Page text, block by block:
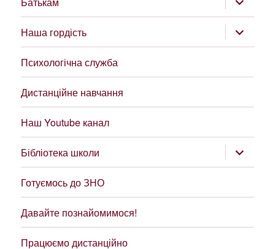
підменю
Наша гордість
підменю
Психологічна служба
Дистанційне навчання
Наш Youtube канал
Бібліотека школи
підменю
Готуємось до ЗНО
Давайте познайомимося!
Працюємо дистанційно